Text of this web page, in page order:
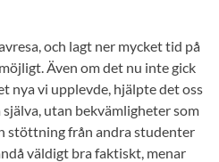
och lagt ner mycket tid på
Även om det nu inte gick
nya vi upplevde, hjälpte det oss
utan bekvämligheter som
stöttning från andra studenter
väldigt bra faktiskt, menar